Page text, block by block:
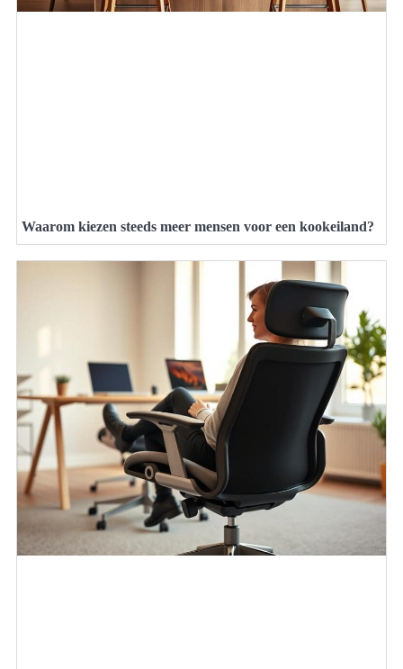
Waarom kiezen steeds meer mensen voor een kookeiland?